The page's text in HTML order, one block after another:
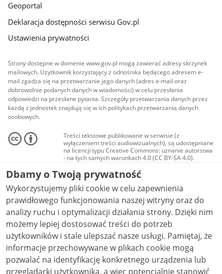
Geoportal
Deklaracja dostępności serwisu Gov.pl
Ustawienia prywatności
Strony dostępne w domenie www.gov.pl mogą zawierać adresy skrzynek
mailowych. Użytkownik korzystający z odnośnika będącego adresem e-
mail zgadza się na przetwarzanie jego danych (adres e-mail oraz
dobrowolnie podanych danych w wiadomości) w celu przesłania
odpowiedzi na przesłane pytania. Szczegóły przetwarzania danych przez
każdą z jednostek znajdują się w ich politykach przetwarzania danych
osobowych.
Treści tekstowe publikowane w serwisie (z
wyłączeniem treści audiowizualnych), są udostępniane
na licencji typu Creative Commons: uznanie autorstwa
- na tych samych warunkach 4.0 (CC BY-SA 4.0).
Materiały audiowizualne, w tym zdjęcia, materiały
audio i wideo, są udostępniane na licencji typu
Creative Commons: uznanie autorstwa użycie
niekomercyjne - bez utworów zależnych 4.0 (CC BY-
NC-ND 4.0), o ile nie jest to stwierdzone inaczej.
Dbamy o Twoją prywatność
Wykorzystujemy pliki cookie w celu zapewnienia
prawidłowego funkcjonowania naszej witryny oraz do
analizy ruchu i optymalizacji działania strony. Dzięki nim
możemy lepiej dostosować treści do potrzeb
użytkowników i stale ulepszać nasze usługi. Pamiętaj, że
informacje przechowywane w plikach cookie mogą
pozwalać na identyfikację konkretnego urządzenia lub
przeglądarki użytkownika, a więc potencjalnie stanowić